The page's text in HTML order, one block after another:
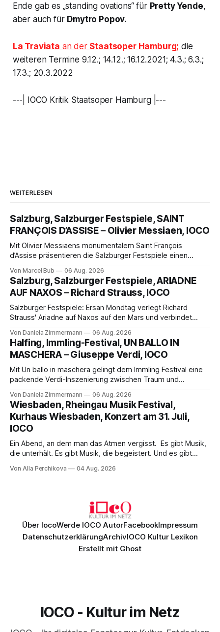
Ende gab es „standing ovations“ für Pretty Yende,
aber auch für Dmytro Popov.
La Traviata an der Staatsoper Hamburg; die
weiteren Termine 9.12.; 14.12.; 16.12.2021; 4.3.; 6.3.;
17.3.; 20.3.2022
---| IOCO Kritik Staatsoper Hamburg |---
WEITERLESEN
Salzburg, Salzburger Festspiele, SAINT
FRANÇOIS D’ASSISE – Olivier Messiaen, IOCO
Mit Olivier Messiaens monumentalem Saint François
d’Assise präsentieren die Salzburger Festspiele einen
eine bildgewaltige Inszenierung, Maxime Pascal entfaltet
die komplexe Partitur eindrucksvoll, Philippe Sly berührt als
Franziskus.
Von Marcel Bub 06 Aug. 2026
Salzburg, Salzburger Festspiele, ARIADNE
AUF NAXOS – Richard Strauss, IOCO
Salzburger Festspiele: Ersan Mondtag verlegt Richard
Strauss' Ariadne auf Naxos auf den Mars und verbindet
Aufführung mit starken Solisten und den Wiener
Philharmonikern, szenisch bleibt der zweite Akt jedoch
hinter den Erwartungen zurück.
Von Daniela Zimmermann 06 Aug. 2026
Halfing, Immling-Festival, UN BALLO IN
MASCHERA – Giuseppe Verdi, IOCO
Mit Un ballo in maschera gelingt dem Immling Festival eine
packende Verdi-Inszenierung zwischen Traum und
psychologische Tiefe mit starken Bildern, getragen von
einem spielfreudigen Ensemble und einer musikalisch
überzeugenden Gesamtleistung.
Von Daniela Zimmermann 06 Aug. 2026
Wiesbaden, Rheingau Musik Festival,
Kurhaus Wiesbaden, Konzert am 31. Juli,
IOCO
Ein Abend, an dem man das Atmen vergisst. Es gibt Musik,
die unterhält. Es gibt Musik, die begeistert. Und es gibt
Genau so war der Abend im Kurhaus Wiesbaden, an dem
Von Alla Perchikova 04 Aug. 2026
Über IocoWerde IOCO AutorFacebookImpressum
DatenschutzerklärungArchivIOCO Kultur Lexikon
Erstellt mit Ghost
IOCO - Kultur im Netz